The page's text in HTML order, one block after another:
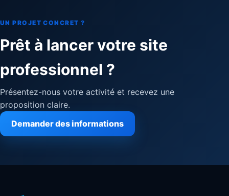
UN PROJET CONCRET ?
Prêt à lancer votre site
professionnel ?
Présentez-nous votre activité et recevez une
proposition claire.
Demander des informations